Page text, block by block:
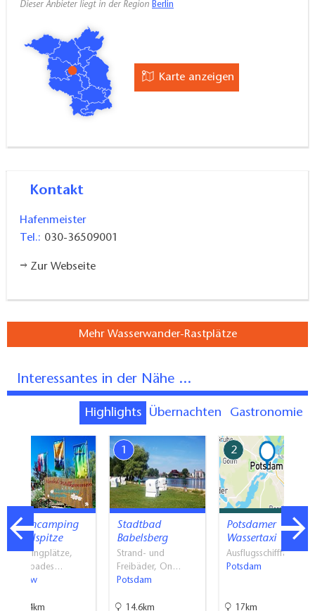
Dieser Anbieter liegt in der Region Berlin
Karte anzeigen
Kontakt
Hafenmeister
Tel.: 030-36509001
Zur Webseite
Mehr Wasserwander-Rastplätze
Interessantes in der Nähe ...
Highlights Übernachten Gastronomie
Blütencamping
Riegelspitze
Campingplätze,
Naturbades…
Petzow
30.4km
1
Stadtbad
Babelsberg
Strand- und
Freibäder, On…
Potsdam
14.6km
2
Potsdamer
Wassertaxi
Ausflugsschifffahrt
Potsdam
17km